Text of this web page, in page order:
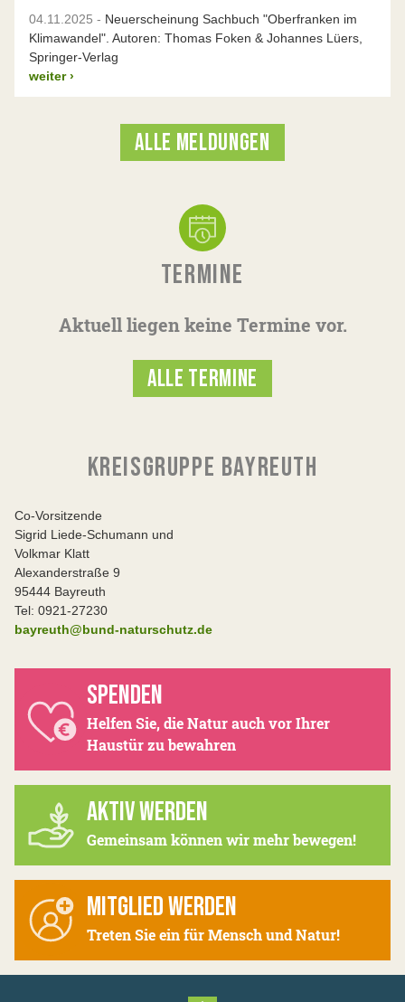
04.11.2025 - Neuerscheinung Sachbuch "Oberfranken im
Klimawandel". Autoren: Thomas Foken & Johannes Lüers,
Springer-Verlag
weiter ›
ALLE MELDUNGEN
TERMINE
Aktuell liegen keine Termine vor.
ALLE TERMINE
KREISGRUPPE BAYREUTH
Co-Vorsitzende
Sigrid Liede-Schumann und
Volkmar Klatt
Alexanderstraße 9
95444 Bayreuth
Tel: 0921-27230
bayreuth@bund-naturschutz.de
SPENDEN
Helfen Sie, die Natur auch vor Ihrer
Haustür zu bewahren
AKTIV WERDEN
Gemeinsam können wir mehr bewegen!
MITGLIED WERDEN
Treten Sie ein für Mensch und Natur!